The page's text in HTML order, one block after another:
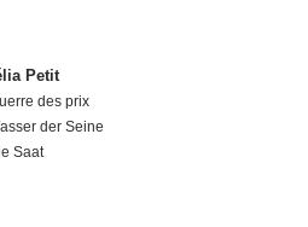
Petit
des prix
der Seine
Saat